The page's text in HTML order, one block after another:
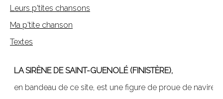
Leurs p'tites chansons
Ma p'tite chanson
Textes
LA SIRÈNE DE SAINT-GUENOLÉ (FINISTÈRE),
en bandeau de ce site, est une figure de proue de navire,